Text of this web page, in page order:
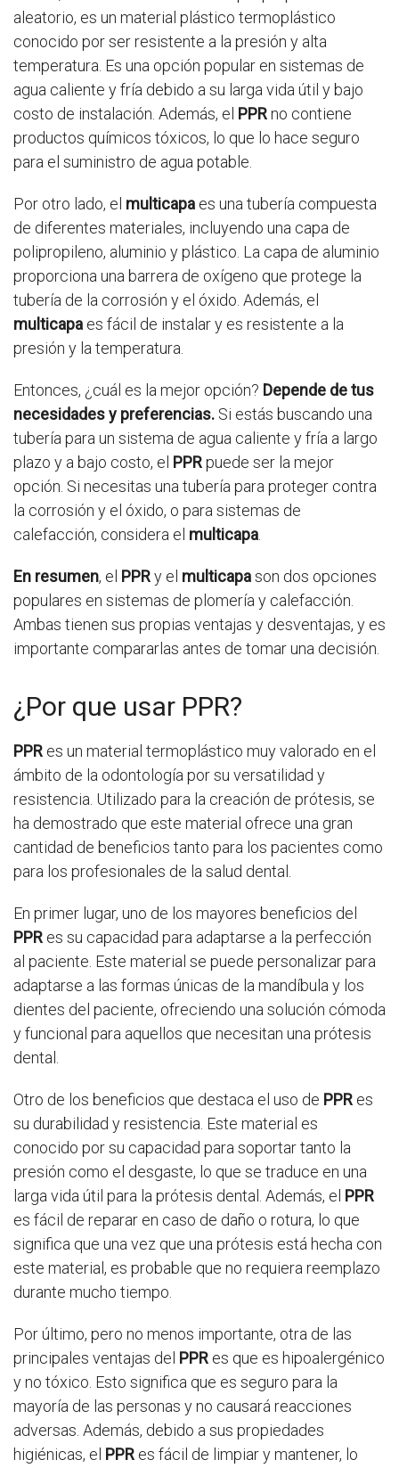
aleatorio, es un material plástico termoplástico
conocido por ser resistente a la presión y alta
temperatura. Es una opción popular en sistemas de
agua caliente y fría debido a su larga vida útil y bajo
costo de instalación. Además, el PPRno contiene
productos químicos tóxicos, lo que lo hace seguro
para el suministro de agua potable.
Por otro lado, el multicapa es una tubería compuesta
de diferentes materiales, incluyendo una capa de
polipropileno, aluminio y plástico. La capa de aluminio
proporciona una barrera de oxígeno que protege la
tubería de la corrosión y el óxido. Además, el
multicapa es fácil de instalar y es resistente a la
presión y la temperatura.
Entonces, ¿cuál es la mejor opción? Depende de tus
necesidades y preferencias. Si estás buscando una
tubería para un sistema de agua caliente y fría a largo
plazo y a bajo costo, el PPRpuede ser la mejor
opción. Si necesitas una tubería para proteger contra
la corrosión y el óxido, o para sistemas de
calefacción, considera el multicapa
En resumen, el PPRy el multicapason dos opciones
populares en sistemas de plomería y calefacción.
Ambas tienen sus propias ventajas y desventajas, y es
importante compararlas antes de tomar una decisión.
¿Por que usar PPR?
PPR es un material termoplástico muy valorado en el
ámbito de la odontología por su versatilidad y
resistencia. Utilizado para la creación de prótesis, se
ha demostrado que este material ofrece una gran
cantidad de beneficios tanto para los pacientes como
para los profesionales de la salud dental.
En primer lugar, uno de los mayores beneficios del
PPR es su capacidad para adaptarse a la perfección
al paciente. Este material se puede personalizar para
adaptarse a las formas únicas de la mandíbula y los
dientes del paciente, ofreciendo una solución cómoda
y funcional para aquellos que necesitan una prótesis
dental.
Otro de los beneficios que destaca el uso de PPR es
su durabilidad y resistencia. Este material es
conocido por su capacidad para soportar tanto la
presión como el desgaste, lo que se traduce en una
larga vida útil para la prótesis dental. Además, el PPR
es fácil de reparar en caso de daño o rotura, lo que
significa que una vez que una prótesis está hecha con
este material, es probable que no requiera reemplazo
durante mucho tiempo.
Por último, pero no menos importante, otra de las
principales ventajas del PPR es que es hipoalergénico
y no tóxico. Esto significa que es seguro para la
mayoría de las personas y no causará reacciones
adversas. Además, debido a sus propiedades
higiénicas, el PPR es fácil de limpiar y mantener, lo